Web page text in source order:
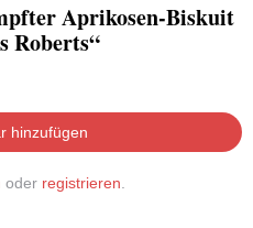
Aprikosen-Biskuit
Roberts“
hinzufügen
oder registrieren